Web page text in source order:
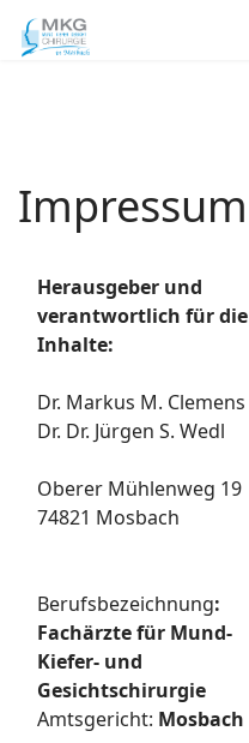
Impressum
Herausgeber und
verantwortlich für die
Inhalte:
Dr. Markus M. Clemens
Dr. Dr. Jürgen S. Wedl
Oberer Mühlenweg 19
74821 Mosbach
Berufsbezeichnung:
Fachärzte für Mund-
Kiefer- und
Gesichtschirurgie
Amtsgericht: Mosbach